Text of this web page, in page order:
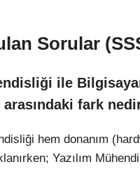
Sorular
ile
fark
hem donanım
Yazılım